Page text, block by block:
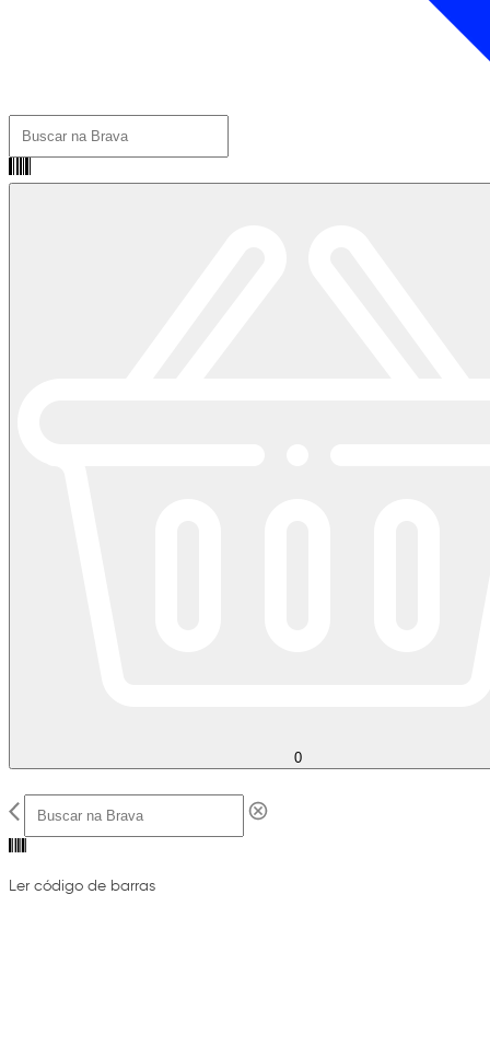
0
Ler código de barras